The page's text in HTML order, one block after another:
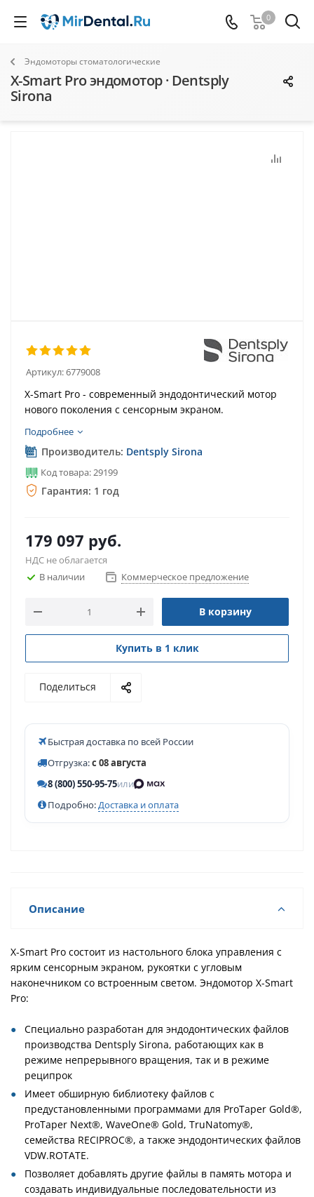
0
Эндомоторы стоматологические
X-Smart Pro эндомотор · Dentsply
Sirona
Артикул:6779008
X-Smart Pro - современный эндодонтический мотор
нового поколения с сенсорным экраном.
Подробнее
Производитель: Dentsply Sirona
Код товара: 29199
Гарантия: 1 год
179 097 руб.
НДС не облагается
В наличии
Коммерческое предложение
В корзину
Купить в 1 клик
Поделиться
Быстрая доставка по всей России
Отгрузка:с 08 августа
8 (800) 550-95-75или
Подробно:Доставка и оплата
Описание
X-Smart Pro состоит из настольного блока управления с
ярким сенсорным экраном, рукоятки с угловым
наконечником со встроенным светом. Эндомотор X-Smart
Pro:
Специально разработан для эндодонтических файлов
производства Dentsply Sirona, работающих как в
режиме непрерывного вращения, так и в режиме
реципрок
Имеет обширную библиотеку файлов с
предустановленными программами для ProTaper Gold®,
ProTaper Next®, WaveOne® Gold, TruNatomy®,
семейства RECIPROC®, а также эндодонтических файлов
VDW.ROTATE.
Позволяет добавлять другие файлы в память мотора и
создавать индивидуальные последовательности из